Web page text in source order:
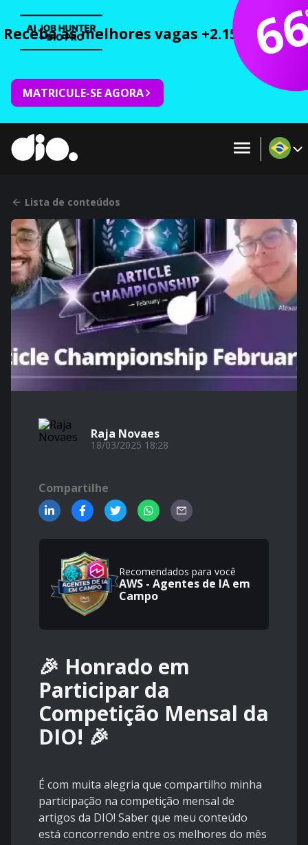
Receba as melhores vagas +2.150 cursos
MATRICULE-SE AGORA
Lista de conteúdos
Raja Novaes
18/03/2025 18:28
Compartilhe
Recomendados para você
AWS - Agentes de IA em
Campo
🎉 Honrado em
Participar da
Competição Mensal da
DIO! 🎉
É com muita alegria que compartilho minha
participação na competição mensal de
artigos da DIO! Saber que meu conteúdo
está concorrendo entre os melhores do mês